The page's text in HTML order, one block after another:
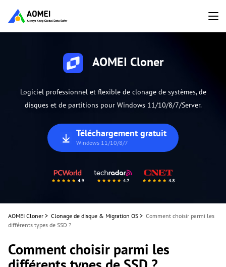
AOMEI Cloner
Logiciel professionnel et flexible de clonage de systèmes, de
disques et de partitions pour Windows 11/10/8/7/Server.
Téléchargement gratuit
Windows 11/10/8/7
AOMEI Cloner > Clonage de disque & Migration OS > Comment choisir parmi les
différents types de SSD ?
Comment choisir parmi les